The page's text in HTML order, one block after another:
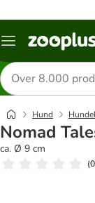
Menu
Søg
efter
produkter
Hund
Nomad
ca. Ø 9 cm
(0